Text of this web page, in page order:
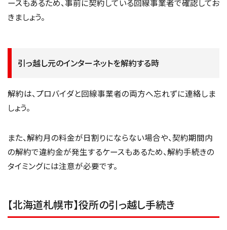
ースもあるため、事前に契約している回線事業者で確認してお
きましょう。
引っ越し元のインターネットを解約する時
解約は、プロバイダと回線事業者の両方へ忘れずに連絡しま
しょう。
また、解約月の料金が日割りにならない場合や、契約期間内
の解約で違約金が発生するケースもあるため、解約手続きの
タイミングには注意が必要です。
【北海道札幌市】役所の引っ越し手続き